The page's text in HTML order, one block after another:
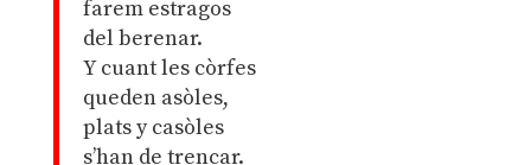
farem estragos
del berenar.
Y cuant les còrfes
queden asòles,
plats y casòles
s’han de trencar.